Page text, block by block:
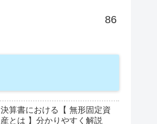
86
決算書における【 無形固定資
産とは 】分かりやすく解説